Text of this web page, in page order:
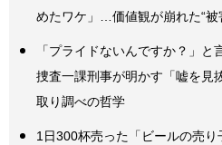
めたワケ」…価値観が崩れた“被
「プライドないんですか？」
捜査一課刑事が明かす「嘘を見
取り調べの哲学
1日300杯売った「ビールの売り